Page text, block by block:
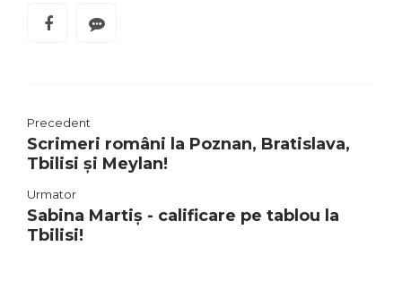
Precedent
Scrimeri români la Poznan, Bratislava,
Tbilisi și Meylan!
Urmator
Sabina Martiș - calificare pe tablou la
Tbilisi!